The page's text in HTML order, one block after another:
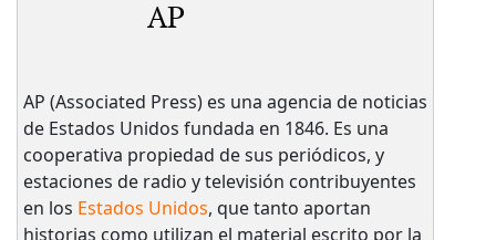
AP
AP (Associated Press) es una agencia de noticias
de Estados Unidos fundada en 1846. Es una
cooperativa propiedad de sus periódicos, y
estaciones de radio y televisión contribuyentes
en los Estados Unidos, que tanto aportan
historias como utilizan el material escrito por la